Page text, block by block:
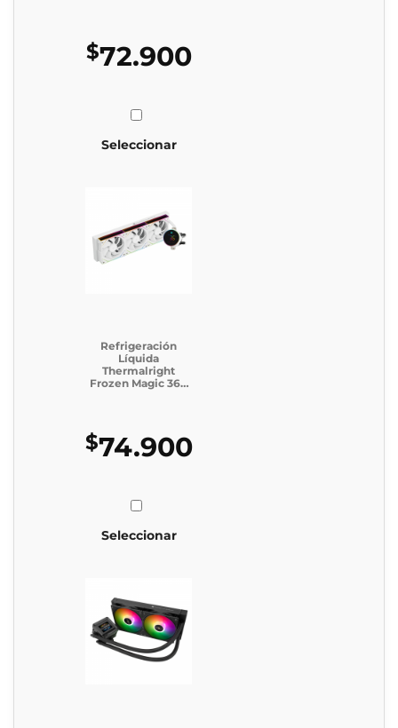
$72.900
Seleccionar
Refrigeración
Líquida
Thermalright
Frozen Magic 360
$74.900
Seleccionar